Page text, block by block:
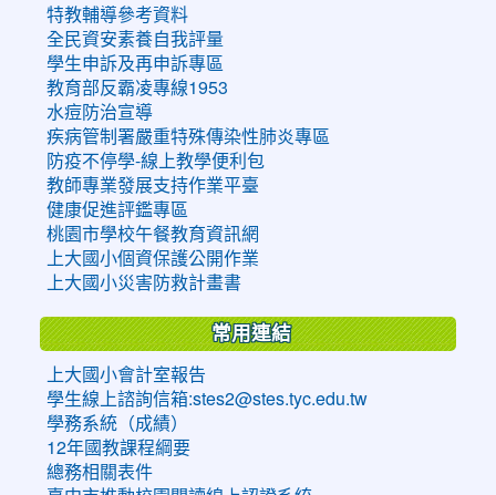
特教輔導參考資料
全民資安素養自我評量
學生申訴及再申訴專區
教育部反霸凌專線1953
水痘防治宣導
疾病管制署嚴重特殊傳染性肺炎專區
防疫不停學-線上教學便利包
教師專業發展支持作業平臺
健康促進評鑑專區
桃園市學校午餐教育資訊網
上大國小個資保護公開作業
上大國小災害防救計畫書
常用連結
上大國小會計室報告
學生線上諮詢信箱:stes2@stes.tyc.edu.tw
學務系統（成績）
12年國教課程綱要
總務相關表件